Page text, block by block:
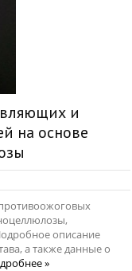
и
на основе
описание
а также данные о
»